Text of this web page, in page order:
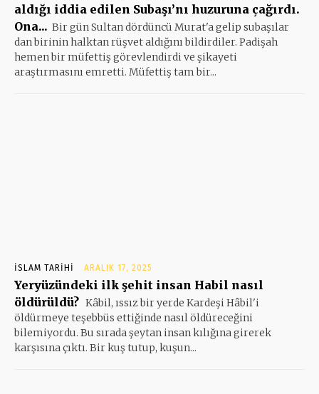
aldığı iddia edilen Subaşı’nı huzuruna çağırdı.
Ona... Bir gün Sultan dördüncü Murat'a gelip subaşılar
dan birinin halktan rüşvet aldığını bildirdiler. Padişah
hemen bir müfettiş görevlendirdi ve şikayeti
araştırmasını emretti. Müfettiş tam bir...
İSLAM TARIHI ARALIK 17, 2025
Yeryüzündeki ilk şehit insan Habil nasıl
öldürüldü? Kâbil, ıssız bir yerde Kardeşi Hâbil'i
öldürmeye teşebbüs ettiğinde nasıl öldüreceğini
bilemiyordu. Bu sırada şeytan insan kılığına girerek
karşısına çıktı. Bir kuş tutup, kuşun...